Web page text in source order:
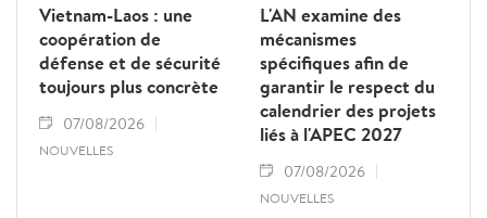
Vietnam-Laos : une
coopération de
défense et de sécurité
toujours plus concrète
07/08/2026
NOUVELLES
L'AN examine des
mécanismes
spécifiques afin de
garantir le respect du
calendrier des projets
liés à l'APEC 2027
07/08/2026
NOUVELLES